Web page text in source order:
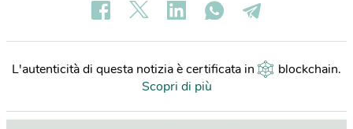
L'autenticità di questa notizia è certificata in blockchain.
Scopri di più